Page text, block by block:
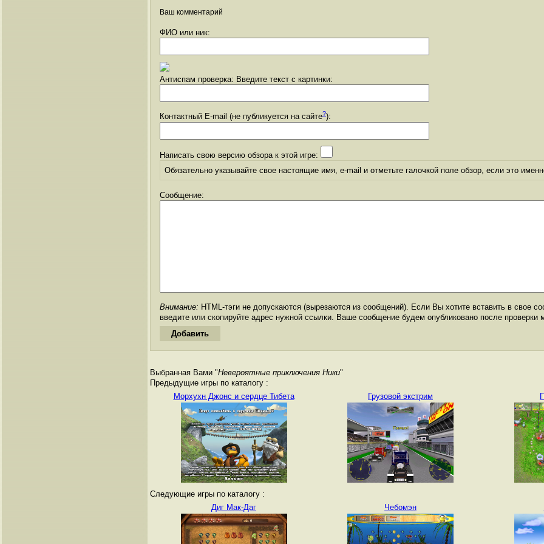
Ваш комментарий
ФИО или ник:
Антиспам проверка: Введите текст с картинки:
Контактный E-mail (не публикуется на сайте?):
Написать свою версию обзора к этой игре:
Обязательно указывайте свое настоящие имя, e-mail и отметьте галочкой поле обзор, если это
Сообщение:
Внимание: HTML-тэги не допускаются (вырезаются из сообщений). Если Вы хотите вставить в свое
введите или скопируйте адрес нужной ссылки. Ваше сообщение будем опубликовано после проверки
Выбранная Вами "Невероятные приключения Ники"
Предыдущие игры по каталогу :
Морхухн Джонс и сердце Тибета
Грузовой экстрим
Следующие игры по каталогу :
Диг Мак-Даг
Чебомэн